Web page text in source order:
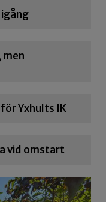
men
Yxhults IK
vid omstart